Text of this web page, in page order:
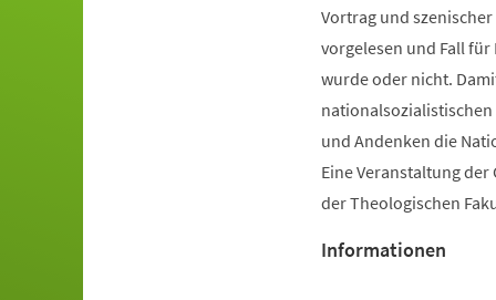
Vortrag und
vorgelesen und Fall
wurde oder nicht.
und Andenken die
Eine Veranstaltung
der Theologischen
Informationen